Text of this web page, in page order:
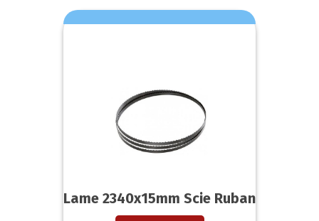
Lame 2340x15mm Scie Ruban